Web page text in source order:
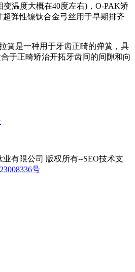
温度大概在40度左右)，O-PAK矫
超弹性镍钛合金弓丝用于早期排齐
簧是一种用于牙齿正畸的弹簧，具
于正畸矫治开拓牙齿间的间隙和向
有限公司 版权所有--SEO技术支
号